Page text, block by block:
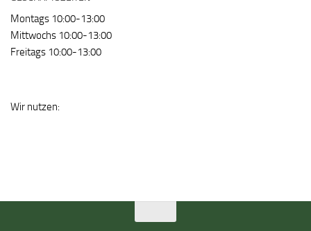
Montags 10:00-13:00
Mittwochs 10:00-13:00
Freitags 10:00-13:00
Wir nutzen: